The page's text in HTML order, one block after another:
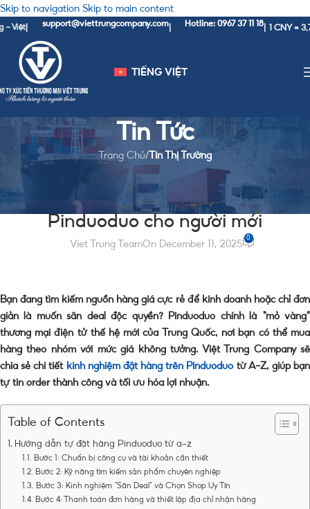
Skip to navigation Skip to main content
support@viettrungcompany.com| Hotline: 0967 37 11 18| 1 CNY = 3,760 VND
TIẾNG VIỆT
Tin Tức
Trang Chủ/ Tin Thị Trường
Kinh nghiệm đặt hàng trên
Pinduoduo cho người mới
Viet Trung TeamOn December 11, 2025
0
Bạn đang tìm kiếm nguồn hàng giá cực rẻ để kinh doanh hoặc chỉ đơn
giản là muốn săn deal độc quyền? Pinduoduo chính là “mỏ vàng”
thương mại điện tử thế hệ mới của Trung Quốc, nơi bạn có thể mua
hàng theo nhóm với mức giá không tưởng. Việt Trung Company sẽ
chia sẻ chi tiết kinh nghiệm đặt hàng trên Pinduoduo từ A-Z, giúp bạn
tự tin order thành công và tối ưu hóa lợi nhuận.
Table of Contents
Hướng dẫn tự đặt hàng Pinduoduo từ a-z
Bước 1: Chuẩn bị công cụ và tài khoản cần thiết
Bước 2: Kỹ năng tìm kiếm sản phẩm chuyên nghiệp
Bước 3: Kinh nghiệm “Săn Deal” và Chọn Shop Uy Tín
Bước 4: Thanh toán đơn hàng và thiết lập địa chỉ nhận hàng